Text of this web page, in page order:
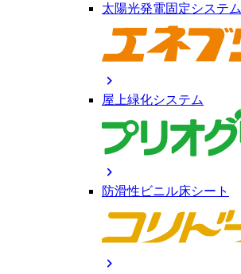
太陽光発電固定システム
chevron_right
屋上緑化システム
chevron_right
防滑性ビニル床シート
chevron_right